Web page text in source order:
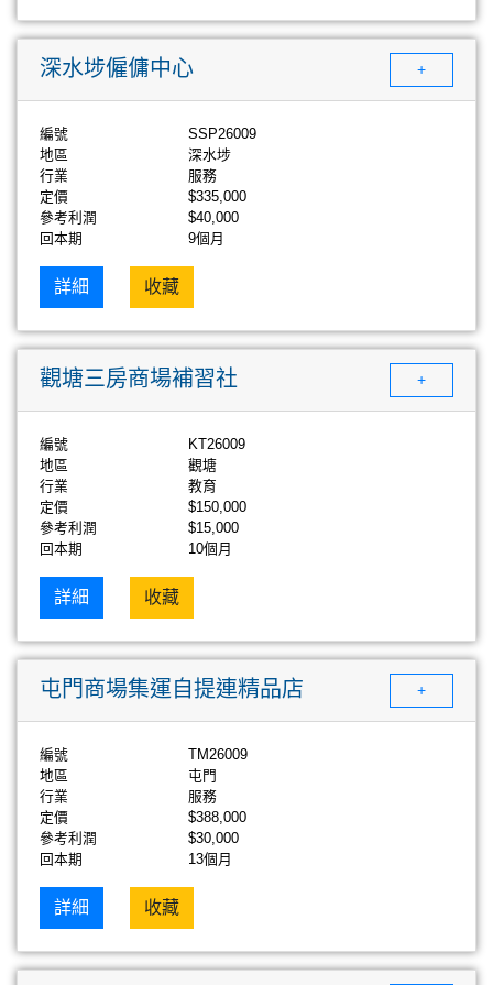
深水埗僱傭中心 +
編號
SSP26009
地區
深水埗
行業
服務
定價
$335,000
參考利潤
$40,000
回本期
9個月
詳細 收藏
觀塘三房商場補習社 +
編號
KT26009
地區
觀塘
行業
教育
定價
$150,000
參考利潤
$15,000
回本期
10個月
詳細 收藏
屯門商場集運自提連精品店 +
編號
TM26009
地區
屯門
行業
服務
定價
$388,000
參考利潤
$30,000
回本期
13個月
詳細 收藏